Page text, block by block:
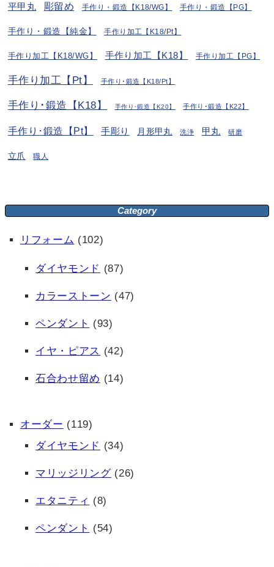
平甲丸 彫留め 手作り・鍛造【K18/WG】 手作り・鍛造【PG】
手作り・鍛造【純金】 手作り加工【K18/Pt】
手作り加工【K18/WG】 手作り加工【K18】 手作り加工【PG】
手作り加工【Pt】 手作り･鍛造【K18/Pt】
手作り･鍛造【K18】 手作り･鍛造【K20】 手作り･鍛造【K22】
手作り･鍛造【Pt】 手彫り 月形甲丸 洗浄 甲丸 研磨
立爪 職人
Category
リフォーム (102)
ダイヤモンド (87)
カラーストーン (47)
ペンダント (93)
イヤ・ピアス (42)
石合わせ留め (14)
オーダー (119)
ダイヤモンド (34)
マリッジリング(26)
エタニティ (8)
ペンダント (54)